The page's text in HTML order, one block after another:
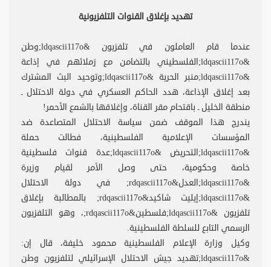
تهديد بإغلاق القنوات التلفزيونية
عندما قام العاملون في تلفزيون &ldqascii117o;وطن
&ldqascii117o;الفلسطيني بالتضامن مع زملائهم في إذاعة
&ldqascii117o;منبر الحرية &ldqascii117o;وتوحيد البث المشترك
بعد إغلاق الإذاعة، هدد الحاكم العسكري في دولة الاحتلال ـ
منطقة الخليل ـ باقتحام مقر القناة، وإغلاقها بالشمع الأحمر!
يندرج هذا الموقف ضمن سياسة الاحتلال المتصاعدة ضد
المؤسسات الإعلامية الفلسطينية، فطالت حملة
&ldqascii117o;التحريض &ldqascii117o;عدة قنوات فلسطينية
خاصة وحكومية، حتى وصل الأمر لقيام وزيرة
&ldqascii117o;العدل&rdqascii117o; في دولة الاحتلال
&ldqascii117o;إيليت شاكيد&rdqascii117o; بالمطالبة بإغلاق
تلفزيون &ldqascii117o;فلسطين&rdqascii117o;، وهو التلفزيون
الرسمي التابع للسلطة الفلسطينية.
وكيل وزارة الإعلام الفلسطينية محمود خليفة، قال إن:
&ldqascii117o;تهديد جيش الاحتلال الإسرائيلي لتلفزيون وطن